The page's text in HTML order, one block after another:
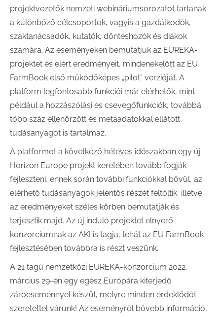
projektvezetők nemzeti webináriumsorozatot tartanak
a különböző célcsoportok, vagyis a gazdálkodók,
szaktanácsadók, kutatók, döntéshozók és diákok
számára. Az eseményeken bemutatjuk az EUREKA-
projektet és elért eredményeit, mindenekelőtt az EU
FarmBook első működőképes „pilot” verzióját. A
platform legfontosabb funkciói már elérhetők, mint
például a hozzászólási és csevegőfunkciók, továbbá
több száz ellenőrzött és metaadatokkal ellátott
tudásanyagot is tartalmaz.
A platformot a következő hétéves időszakban egy új
Horizon Europe projekt keretében tovább fogják
fejleszteni, ennek során további funkciókkal bővül, az
elérhető tudásanyagok jelentős részét feltöltik, illetve
az eredményeket széles körben bemutatják és
terjesztik majd. Az új induló projektet elnyerő
konzorciumnak az AKI is tagja, tehát az EU FarmBook
fejlesztésében továbbra is részt veszünk.
A 21 tagú nemzetközi EUREKA-konzorcium 2022.
március 29-én egy egész Európára kiterjedő
záróeseménnyel készül, melyre minden érdeklődőt
szeretettel várunk! Az eseményről bővebb információ,